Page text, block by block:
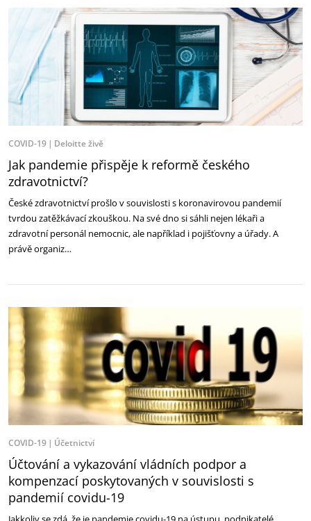
COVID-19 Deloitte živě
Jak pandemie přispěje k reformě českého
zdravotnictví?
České zdravotnictví prošlo v souvislosti s koronavirovou pandemií
tvrdou zatěžkávací zkouškou. Na své dno si sáhli nejen lékaři a
zdravotní personál nemocnic, ale například i pojišťovny a úřady. A
právě organiz…
COVID-19 Účetnictví
Účtování a vykazování vládních podpor a
kompenzací poskytovaných v souvislosti s
pandemií covidu-19